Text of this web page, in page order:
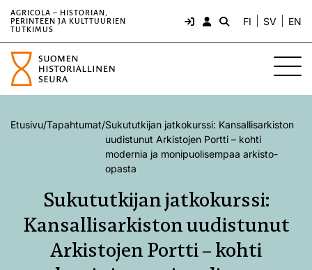
AGRICOLA – HISTORIAN,
PERINTEEN JA KULTTUURIEN
TUTKIMUS
FI SV EN
Etusivu/Tapahtumat/Sukututkijan jatkokurssi: Kansallisarkiston
uudistunut Arkistojen Portti – kohti
modernia ja monipuolisempaa arkisto-
opasta
Sukututkijan jatkokurssi:
Kansallisarkiston uudistunut
Arkistojen Portti – kohti